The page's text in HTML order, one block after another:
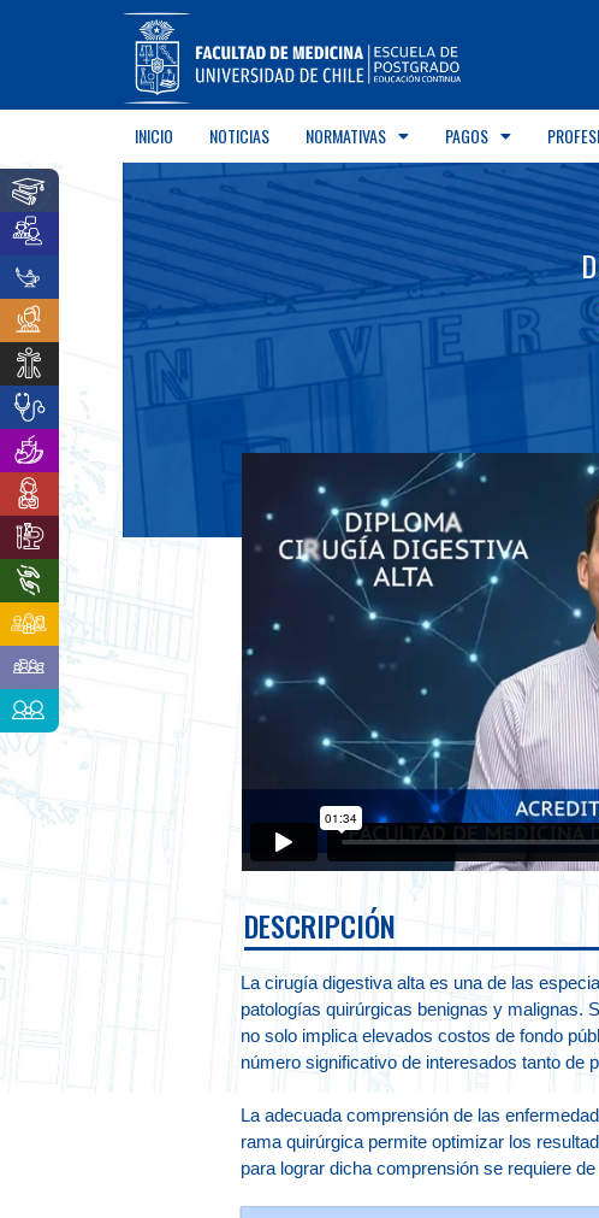
INICIO NOTICIAS NORMATIVAS PAGOS
DESCRIPCIÓN
La cirugía digestiva alta es una de las
patologías quirúrgicas benignas y malignas.
no solo implica elevados costos de fondo
número significativo de interesados tanto de
La adecuada comprensión de las
rama quirúrgica permite optimizar los
para lograr dicha comprensión se requiere